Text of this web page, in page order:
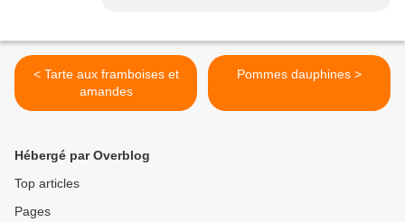
< Tarte aux framboises et
amandes
Pommes dauphines >
Hébergé par Overblog
Top articles
Pages